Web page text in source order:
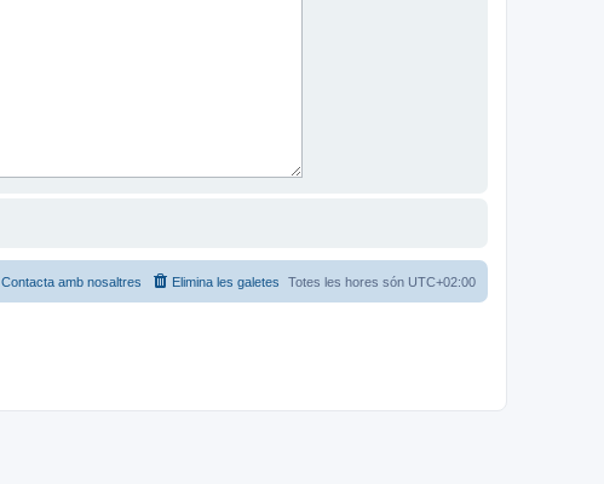
Totes les hores són UTC+02:00
Elimina les galetes
Contacta amb nosaltres